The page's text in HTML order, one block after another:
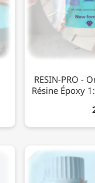
RESIN-PRO -
Résine Époxy